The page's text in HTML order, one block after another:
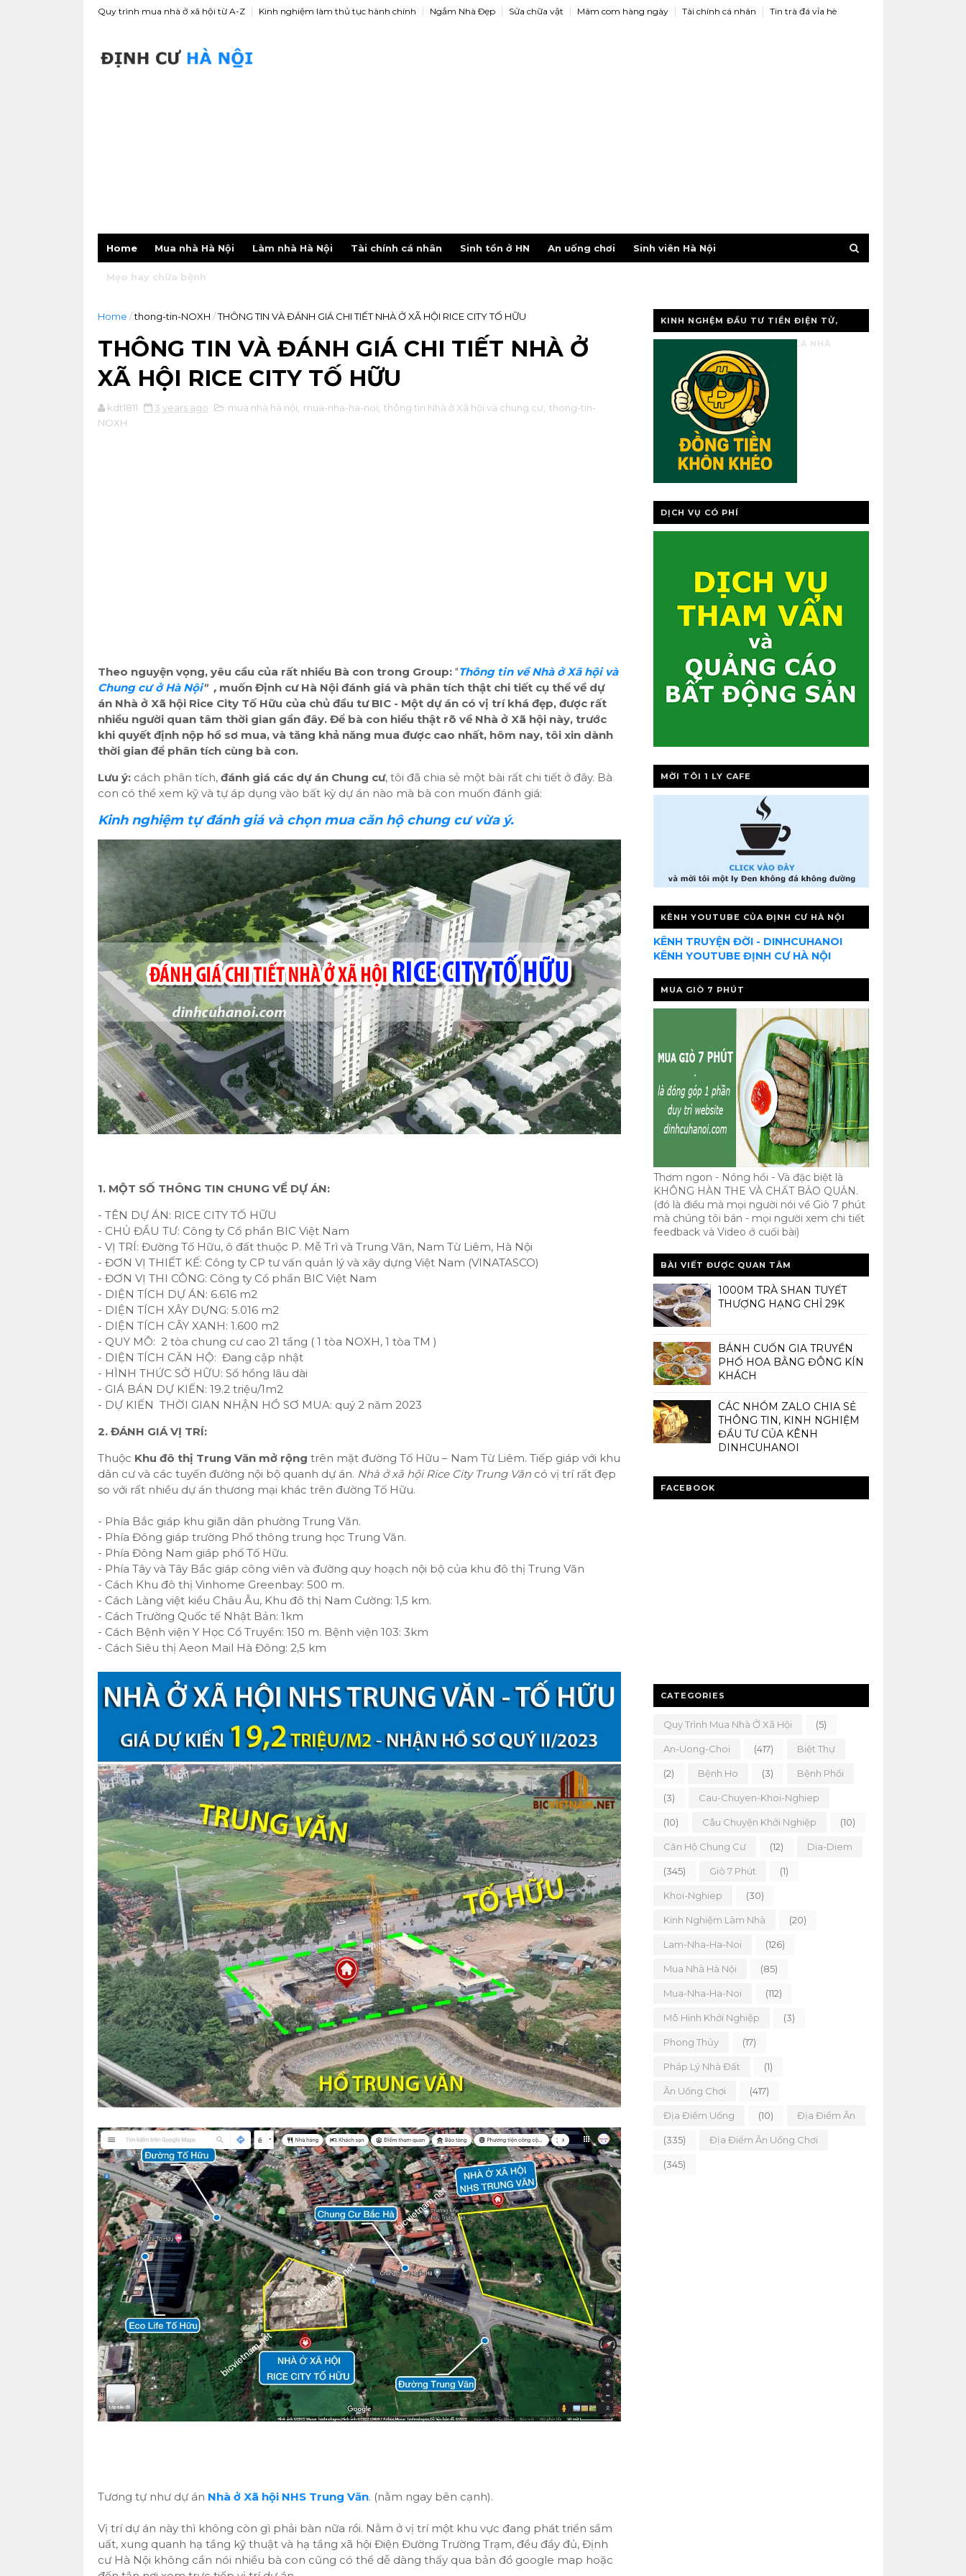
Quy trình mua nhà ở xã hội từ A-Z Kinh nghiệm làm thủ tục hành chính Ngắm Nhà Ðẹp Sửa chữa vật Mâm com hàng ngày Tài chính cá nhân Tin trà đá vỉa hè
Home Mua nhà Hà Nội Làm nhà Hà Nội Tài chính cá nhân Sinh tồn ở HN An uống chơi Sinh viên Hà Nội
Mẹo hay chữa bệnh
Home /thong-tin-NOXH /THÔNG TIN VÀ ĐÁNH GIÁ CHI TIẾT NHÀ Ở XÃ HỘI RICE CITY TỐ HỮU
THÔNG TIN VÀ ĐÁNH GIÁ CHI TIẾT NHÀ Ở
XÃ HỘI RICE CITY TỐ HỮU
kdt1811 3 years ago mua nhà hà nội mua-nha-ha-noi thông tin Nhà ở Xã hội và chung cư, thong-tin-
NOXH
Theo nguyện vọng, yêu cầu của rất nhiều Bà con trong Group:"Thông tin về Nhà ở Xã hội và
Chung cư ở Hà Nội" , muốn Định cư Hà Nội đánh giá và phân tích thật chi tiết cụ thể về dự
án Nhà ở Xã hội Rice City Tố Hữu của chủ đầu tư BIC - Một dự án có vị trí khá đẹp, được rất
nhiều người quan tâm thời gian gần đây. Để bà con hiểu thật rõ về Nhà ở Xã hội này, trước
khi quyết định nộp hồ sơ mua, và tăng khả năng mua được cao nhất, hôm nay, tôi xin dành
thời gian để phân tích cùng bà con.
Lưu ý:cách phân tích, đánh giá các dự án Chung cư, tôi đã chia sẻ một bài rất chi tiết ở đây. Bà
con có thể xem kỹ và tự áp dụng vào bất kỳ dự án nào mà bà con muốn đánh giá:
Kinh nghiệm tự đánh giá và chọn mua căn hộ chung cư vừa ý.
1. MỘT SỐ THÔNG TIN CHUNG VỀ DỰ ÁN:
- TÊN DỰ ÁN: RICE CITY TỐ HỮU
- CHỦ ĐẦU TƯ: Công ty Cổ phần BIC Việt Nam
- VỊ TRÍ: Đường Tố Hữu, ô đất thuộc P. Mễ Trì và Trung Văn, Nam Từ Liêm, Hà Nội
- ĐƠN VỊ THIẾT KẾ: Công ty CP tư vấn quản lý và xây dựng Việt Nam (VINATASCO)
- ĐƠN VỊ THI CÔNG: Công ty Cổ phần BIC Việt Nam
- DIỆN TÍCH DỰ ÁN: 6.616 m2
- DIỆN TÍCH XÂY DỰNG: 5.016 m2
- DIỆN TÍCH CÂY XANH: 1.600 m2
- QUY MÔ: 2 tòa chung cư cao 21 tầng ( 1 tòa NOXH, 1 tòa TM )
- DIỆN TÍCH CĂN HỘ: Đang cập nhật
- HÌNH THỨC SỞ HỮU: Sổ hồng lâu dài
- GIÁ BÁN DỰ KIẾN: 19.2 triệu/1m2
- DỰ KIẾN THỜI GIAN NHẬN HỒ SƠ MUA: quý 2 năm 2023
2. ĐÁNH GIÁ VỊ TRÍ:
Thuộc Khu đô thị Trung Văn mở rộng trên mặt đường Tố Hữu – Nam Từ Liêm. Tiếp giáp với khu
dân cư và các tuyến đường nội bộ quanh dự án. Nhà ở xã hội Rice City Trung Văncó vị trí rất đẹp
so với rất nhiều dự án thương mại khác trên đường Tố Hữu.
- Phía Bắc giáp khu giãn dân phường Trung Văn.
- Phía Đông giáp trường Phổ thông trung học Trung Văn.
- Phía Đông Nam giáp phố Tố Hữu.
- Phía Tây và Tây Bắc giáp công viên và đường quy hoạch nội bộ của khu đô thị Trung Văn
- Cách Khu đô thị Vinhome Greenbay: 500 m.
- Cách Làng việt kiều Châu Âu, Khu đô thị Nam Cường: 1,5 km.
- Cách Trường Quốc tế Nhật Bản: 1km
- Cách Bệnh viện Y Học Cổ Truyền: 150 m. Bệnh viện 103: 3km
- Cách Siêu thị Aeon Mail Hà Đông: 2,5 km
Tương tự như dự án Nhà ở Xã hội NHS Trung Văn. (nằm ngay bên cạnh).
Vị trí dự án này thì không còn gì phải bàn nữa rồi. Nằm ở vị trí một khu vực đang phát triển sầm
uất, xung quanh hạ tầng kỹ thuật và hạ tầng xã hội Điện Đường Trường Trạm, đều đầy đủ, Định
cư Hà Nội không cần nói nhiều bà con cũng có thể dễ dàng thấy qua bản đồ google map hoặc
KINH NGHỆM ĐẦU TƯ TIỀN ĐIỆN TỬ,
VÀNG, QUẢN LÝ TÀI CHÍNH CÁ NHÂ
DỊCH VỤ CÓ PHÍ
MỜI TÔI 1 LY CAFE
KÊNH YOUTUBE CỦA ĐỊNH CƯ HÀ NỘI
KÊNH TRUYỆN ĐỜI - DINHCUHANOI
KÊNH YOUTUBE ĐỊNH CƯ HÀ NỘI
MUA GIÒ 7 PHÚT
Thơm ngon - Nóng hổi - Và đặc biệt là
KHÔNG HÀN THE VÀ CHẤT BẢO QUẢN.
(đó là điều mà mọi người nói về Giò 7 phút
mà chúng tôi bán - mọi người xem chi tiết
feedback và Video ở cuối bài)
BÀI VIẾT ĐƯỢC QUAN TÂM
1000M TRÀ SHAN TUYẾT
THƯỢNG HẠNG CHỈ 29K
BÁNH CUỐN GIA TRUYỀN
PHỐ HOA BẰNG ĐÔNG KÍN
KHÁCH
CÁC NHÓM ZALO CHIA SẺ
THÔNG TIN, KINH NGHIỆM
ĐẦU TƯ CỦA KÊNH
DINHCUHANOI
FACEBOOK
CATEGORIES
Quy Trình Mua Nhà Ở Xã Hội (5)
An-Uong-Choi (417) Biệt Thự
(2) Bệnh Ho (3) Bệnh Phổi
(3) Cau-Chuyen-Khoi-Nghiep
(10) Câu Chuyện Khởi Nghiệp (10)
Căn Hộ Chung Cư (12) Dia-Diem
(345) Giò 7 Phút (1)
Khoi-Nghiep (30)
Kinh Nghiệm Làm Nhà (20)
Lam-Nha-Ha-Noi (126)
Mua Nhà Hà Nội (85)
Mua-Nha-Ha-Noi (112)
Mô Hình Khởi Nghiệp (3)
Phong Thủy (17)
Pháp Lý Nhà Đất (1)
Ăn Uống Chơi (417)
Địa Điểm Uống (10) Địa Điểm Ăn
(335) Địa Điểm Ăn Uống Chơi
(345)